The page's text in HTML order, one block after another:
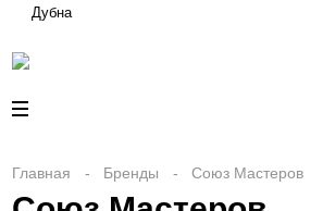
Дубна
Главная Бренды Союз Мастеров